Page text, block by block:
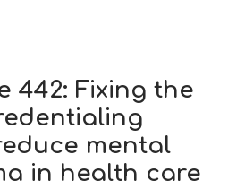
442: Fixing the
mental
in health care